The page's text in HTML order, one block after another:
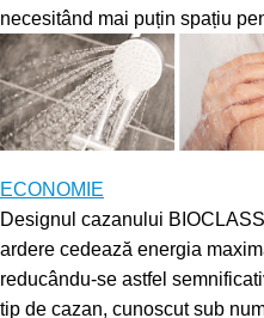
necesitând mai puțin spațiu
ECONOMIE
Designul cazanului
ardere cedează energia
reducându-se astfel
tip de cazan, cunoscut sub